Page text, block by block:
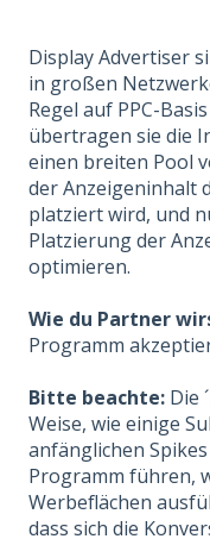
Display Advertiser
in großen
Regel auf PPC-
übertragen sie die
einen breiten Pool
der Anzeigeninhalt
platziert wird, und
Platzierung der
optimieren.
Wie du Partner
Programm
Bitte beachte: Die
Weise, wie einige
anfänglichen
Programm führen,
Werbeflächen
dass sich die